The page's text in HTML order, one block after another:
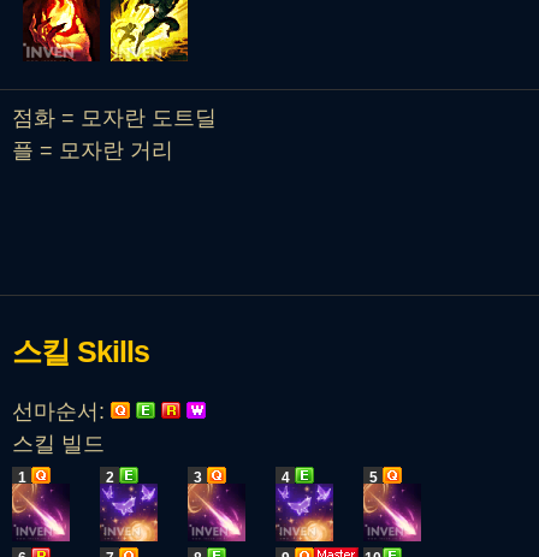
점화 = 모자란 도트딜
플 = 모자란 거리
스킬 Skills
선마순서:
스킬 빌드
1 2 3 4 5